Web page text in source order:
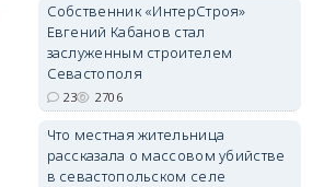
Собственник «ИнтерСтроя»
Евгений Кабанов стал
заслуженным строителем
Севастополя
23 2706
Что местная жительница
рассказала о массовом убийстве
в севастопольском селе